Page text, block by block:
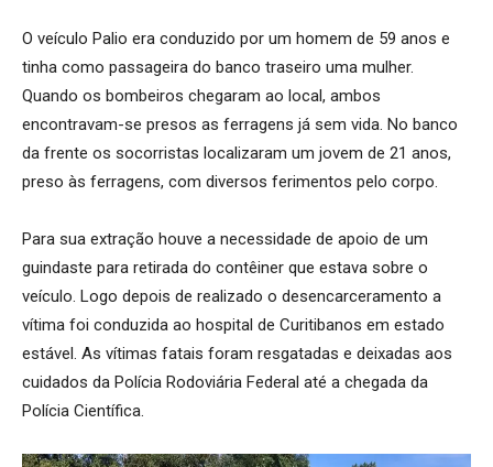
O veículo Palio era conduzido por um homem de 59 anos e
tinha como passageira do banco traseiro uma mulher.
Quando os bombeiros chegaram ao local, ambos
encontravam-se presos as ferragens já sem vida. No banco
da frente os socorristas localizaram um jovem de 21 anos,
preso às ferragens, com diversos ferimentos pelo corpo.
Para sua extração houve a necessidade de apoio de um
guindaste para retirada do contêiner que estava sobre o
veículo. Logo depois de realizado o desencarceramento a
vítima foi conduzida ao hospital de Curitibanos em estado
estável. As vítimas fatais foram resgatadas e deixadas aos
cuidados da Polícia Rodoviária Federal até a chegada da
Polícia Científica.